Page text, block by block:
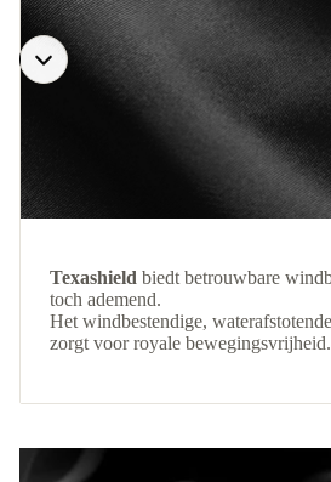
Texashield biedt betrouwbare
toch ademend.
Het windbestendige,
zorgt voor royale bewegingsvrijheid.